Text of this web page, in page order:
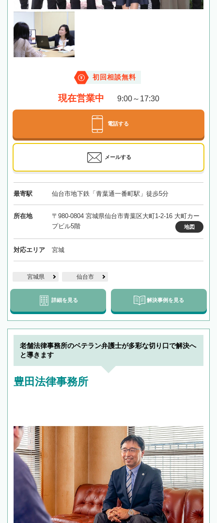
初回相談無料
現在営業中 9:00～17:30
電話する
メールする
最寄駅 仙台市地下鉄「青葉通一番町駅」徒歩5分
所在地
〒980-0804 宮城県仙台市青葉区大町1-2-16 大町カー
プビル5階
地図
対応エリア 宮城
宮城県 仙台市
詳細を見る 解決事例を見る
老舗法律事務所のベテラン弁護士が多彩な切り口で解決へ
と導きます
豊田法律事務所